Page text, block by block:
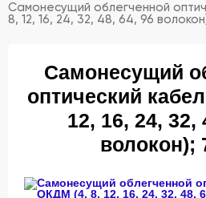
Самонесущий облегченной
8, 12, 16, 24, 32, 48, 64, 96
Самонесущий
оптический
12, 16, 24, 32,
волокон);